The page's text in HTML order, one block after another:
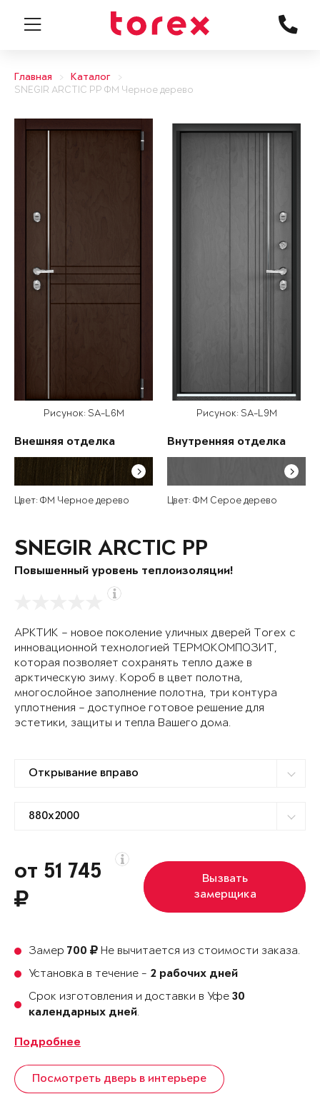
Главная
Каталог
SNEGIR ARCTIC PP ФМ Черное дерево
Рисунок: SA-L6M
Внешняя отделка
Цвет: ФМ Черное дерево
Рисунок: SA-L9M
Внутренняя отделка
Цвет: ФМ Серое дерево
SNEGIR ARCTIC PP
Повышенный уровень теплоизоляции!
АРКТИК – новое поколение уличных дверей Torex с
инновационной технологией ТЕРМОКОМПОЗИТ,
которая позволяет сохранять тепло даже в
арктическую зиму. Короб в цвет полотна,
многослойное заполнение полотна, три контура
уплотнения – доступное готовое решение для
эстетики, защиты и тепла Вашего дома.
от 51 745
Вызвать
замерщика
Замер 700
Не вычитается из стоимости заказа.
Установка в течение - 2 рабочих дней
Срок изготовления и доставки в Уфе 30
календарных дней.
Подробнее
Посмотреть дверь в интерьере